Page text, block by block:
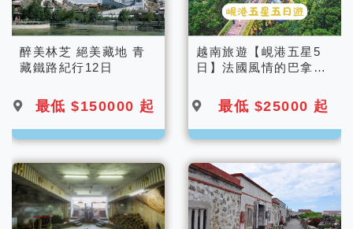
醉美林芝 絕美藏地 青
藏鐵路紀行12日
最低 $150000 起
越南旅遊【峴港五星5
日】法國風情的巴拿山
島竹桶船.夜遊會安燈籠
古鎮
最低 $25000 起